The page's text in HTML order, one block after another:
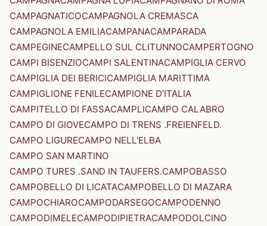
CAMPAGNATICOCAMPAGNOLA CREMASCA
CAMPAGNOLA EMILIACAMPANACAMPARADA
CAMPEGINECAMPELLO SUL CLITUNNOCAMPERTOGNO
CAMPI BISENZIOCAMPI SALENTINACAMPIGLIA CERVO
CAMPIGLIA DEI BERICICAMPIGLIA MARITTIMA
CAMPIGLIONE FENILECAMPIONE D'ITALIA
CAMPITELLO DI FASSACAMPLICAMPO CALABRO
CAMPO DI GIOVECAMPO DI TRENS .FREIENFELD.
CAMPO LIGURECAMPO NELL'ELBA
CAMPO SAN MARTINO
CAMPO TURES .SAND IN TAUFERS.CAMPOBASSO
CAMPOBELLO DI LICATACAMPOBELLO DI MAZARA
CAMPOCHIAROCAMPODARSEGOCAMPODENNO
CAMPODIMELECAMPODIPIETRACAMPODOLCINO